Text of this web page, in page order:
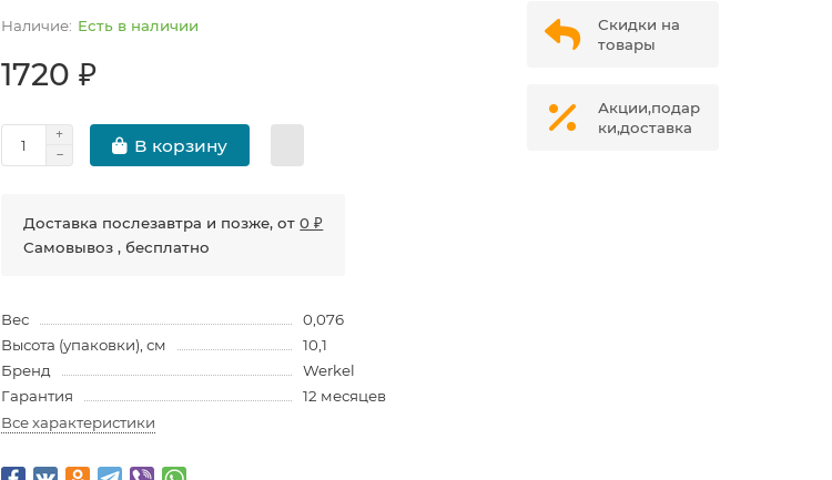
Есть в наличии
1720 ₽
В корзину
Доставка послезавтра и позже, от0 ₽
Самовывоз , бесплатно
Вес
0,076
Высота (упаковки), см
10,1
Бренд
Werkel
Гарантия
12 месяцев
Все характеристики
Скидки на
товары
Акции,подар
ки,доставка